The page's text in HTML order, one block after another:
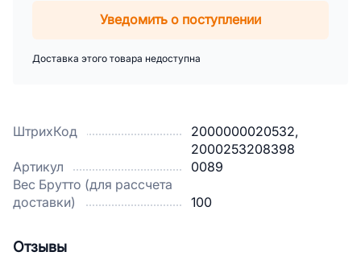
ШтрихКод
2000000020532,
2000253208398
Артикул
0089
Вес Брутто (для рассчета
доставки)
100
Уведомить о поступлении
Доставка этого товара недоступна
Отзывы